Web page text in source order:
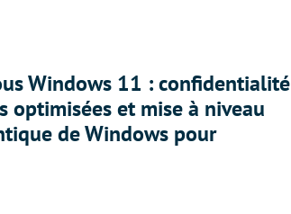
Windows 11 : confidentialité
optimisées et mise à niveau
de Windows pour